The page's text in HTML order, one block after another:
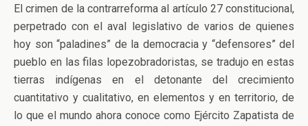
El crimen de la contrarreforma al artículo 27 constitucional,
perpetrado con el aval legislativo de varios de quienes
hoy son “paladines” de la democracia y “defensores” del
pueblo en las filas lopezobradoristas, se tradujo en estas
tierras indígenas en el detonante del crecimiento
cuantitativo y cualitativo, en elementos y en territorio, de
lo que el mundo ahora conoce como Ejército Zapatista de